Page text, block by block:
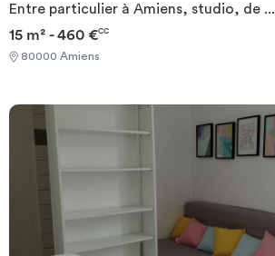
Entre particulier à Amiens, studio, de ...
15 m² - 460 €CC
80000 Amiens